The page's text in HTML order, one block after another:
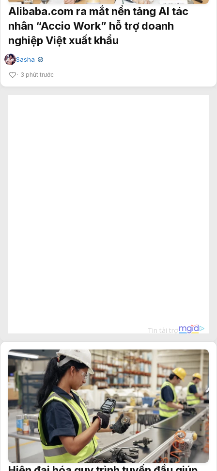
Alibaba.com ra mắt nền tảng AI tác
nhân “Accio Work” hỗ trợ doanh
nghiệp Việt xuất khẩu
Sasha ✔
3 phút trước